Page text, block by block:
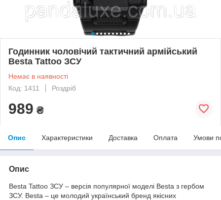
Годинник чоловічий тактичний армійський
Besta Tattoo ЗСУ
Немає в наявності
Код: 1411
Роздріб
989 ₴
Опис Характеристики Доставка Оплата Умови
Опис
Besta Tattoo ЗСУ – версія популярної моделі Besta з гербом
ЗСУ. Besta – це молодий український бренд якісних